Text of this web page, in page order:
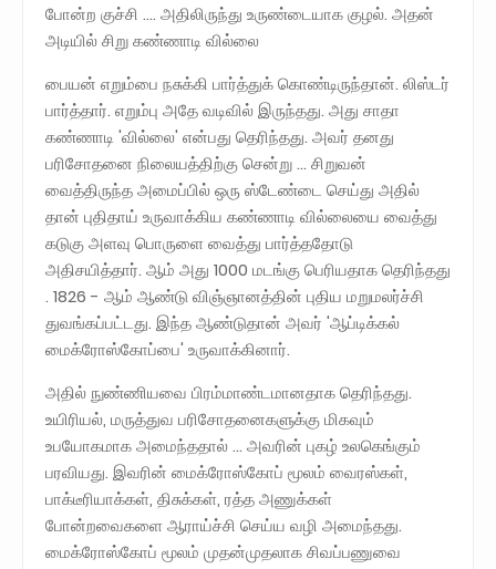
போன்ற குச்சி .... அதிலிருந்து உருண்டையாக குழல். அதன்
அடியில் சிறு கண்ணாடி வில்லை
பையன் எறும்பை நசுக்கி பார்த்துக் கொண்டிருந்தான். லிஸ்டர்
பார்த்தார். எறும்பு அதே வடிவில் இருந்தது. அது சாதா
கண்ணாடி 'வில்லை' என்பது தெரிந்தது. அவர் தனது
பரிசோதனை நிலையத்திற்கு சென்று ... சிறுவன்
வைத்திருந்த அமைப்பில் ஒரு ஸ்டேண்டை செய்து அதில்
தான் புதிதாய் உருவாக்கிய கண்ணாடி வில்லையை வைத்து
கடுகு அளவு பொருளை வைத்து பார்த்ததோடு
அதிசயித்தார். ஆம் அது 1000 மடங்கு பெரியதாக தெரிந்தது
. 1826 - ஆம் ஆண்டு விஞ்ஞானத்தின் புதிய மறுமலர்ச்சி
துவங்கப்பட்டது. இந்த ஆண்டுதான் அவர் 'ஆப்டிக்கல்
மைக்ரோஸ்கோப்பை' உருவாக்கினார்.
அதில் நுண்ணியவை பிரம்மாண்டமானதாக தெரிந்தது.
உயிரியல், மருத்துவ பரிசோதனைகளுக்கு மிகவும்
உபயோகமாக அமைந்ததால் ... அவரின் புகழ் உலகெங்கும்
பரவியது. இவரின் மைக்ரோஸ்கோப் மூலம் வைரஸ்கள்,
பாக்டீரியாக்கள், திசுக்கள், ரத்த அணுக்கள்
போன்றவைகளை ஆராய்ச்சி செய்ய வழி அமைந்தது.
மைக்ரோஸ்கோப் மூலம் முதன்முதலாக சிவப்பணுவை